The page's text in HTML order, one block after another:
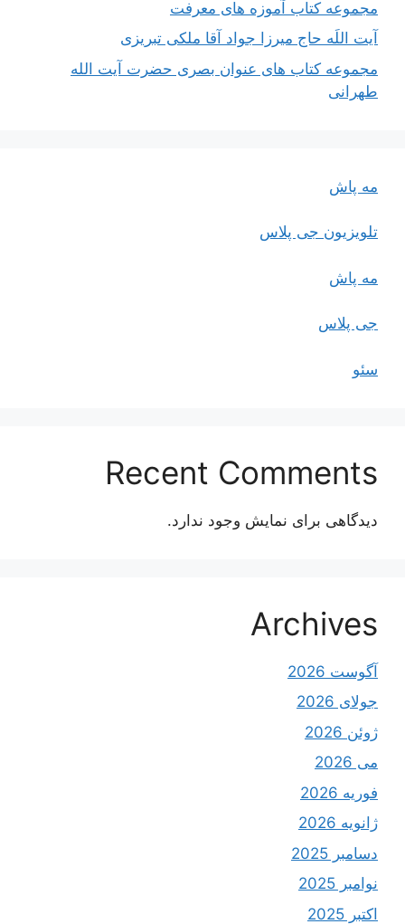
مجموعه کتاب آموزه های معرفت
آیت اللَه حاج میرزا جواد آقا ملکی تبریزی
مجموعه کتاب های عنوان بصری حضرت آیت الله
طهرانی
مه پاش
تلویزیون جی پلاس
مه پاش
جی پلاس
سئو
Recent Comments
دیدگاهی برای نمایش وجود ندارد.
Archives
آگوست 2026
جولای 2026
ژوئن 2026
می 2026
فوریه 2026
ژانویه 2026
دسامبر 2025
نوامبر 2025
اکتبر 2025